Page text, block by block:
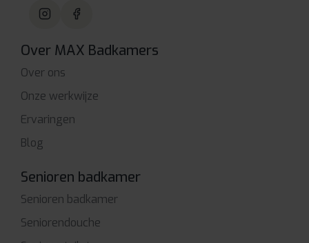
Over MAX Badkamers
Over ons
Onze werkwijze
Ervaringen
Blog
Senioren badkamer
Senioren badkamer
Seniorendouche